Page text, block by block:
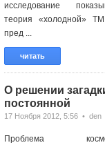
исследование
теория «холодной»
пред ...
читать
О решении
постоянной
17 Ноября 2012, 5:56 • den
Проблема